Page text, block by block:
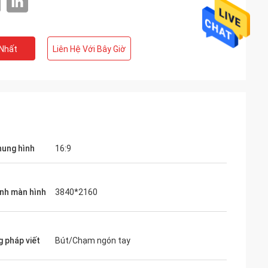
Liên Hệ Với Bây Giờ
hình 16:9
màn hình 3840*2160
pháp viết Bút/Chạm ngón tay